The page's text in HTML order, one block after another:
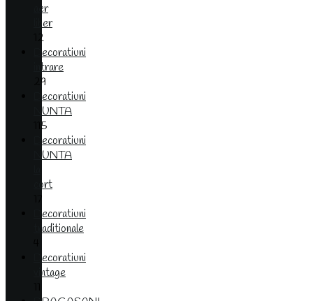
aer
liber
12
Decoratiuni
intrare
29
Decoratiuni
NUNTA
115
Decoratiuni
NUNTA
cort
Decoratiuni
traditionale
Decoratiuni
vintage